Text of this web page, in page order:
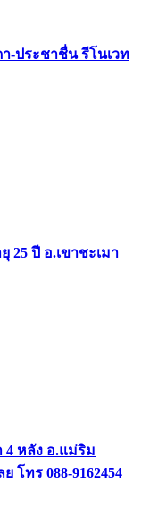
-ประชาชื่น รีโนเวท
25 ปี อ.เขาชะเมา
4 หลัง อ.แม่ริม
โทร 088-9162454